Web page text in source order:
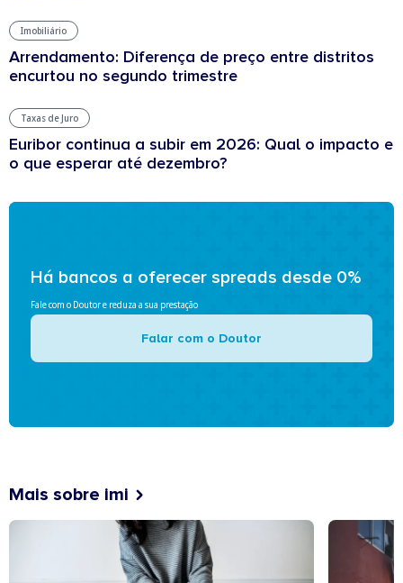
Imobiliário
Arrendamento: Diferença de preço entre distritos
encurtou no segundo trimestre
Taxas de Juro
Euribor continua a subir em 2026: Qual o impacto e
o que esperar até dezembro?
Há bancos a oferecer spreads desde 0%
Fale com o Doutor e reduza a sua prestação
Falar com o Doutor
Mais sobre imi